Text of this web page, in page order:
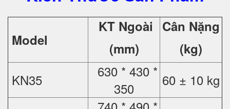
Model
KT Ngoài
(mm)
Cân Nặng
(kg)
KN35
630 * 430 *
350
60 ± 10 kg